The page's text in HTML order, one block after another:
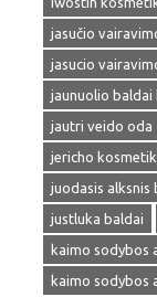
jasučio
jasucio
jaunuolio baldai
jautri veido oda
jericho
juodasis alksnis
justluka baldai
kaimo sodybos
kaimo sodybos